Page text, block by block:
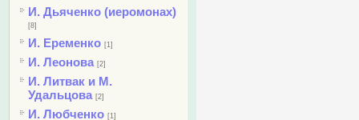
И. Дьяченко (иеромонах)
[8]
И. Еременко [1]
И. Леонова [2]
И. Литвак и М.
Удальцова [2]
И. Любченко [1]